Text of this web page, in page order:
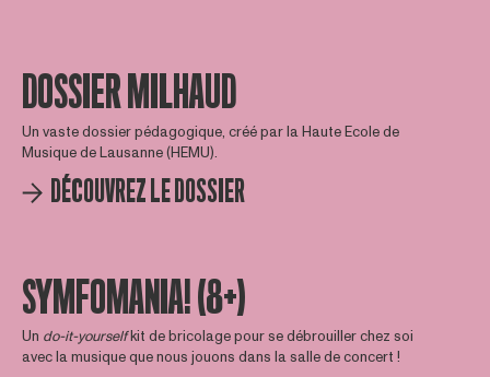
DOSSIER MILHAUD
Un vaste dossier pédagogique, créé par la Haute Ecole de
Musique de Lausanne (HEMU).
DÉCOUVREZ LE DOSSIER
SYMFOMANIA! (8+)
Un do-it-yourselfkit de bricolage pour se débrouiller chez soi
avec la musique que nous jouons dans la salle de concert !